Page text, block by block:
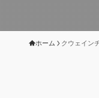
ホーム クウェイン